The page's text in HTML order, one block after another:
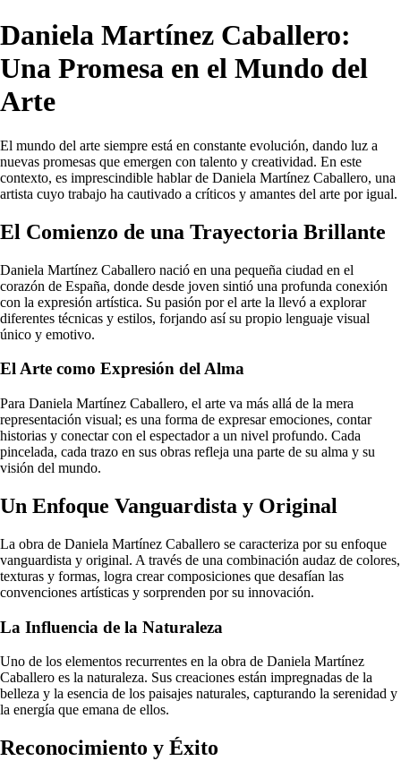
Daniela Martínez Caballero:
Una Promesa en el Mundo del
Arte
El mundo del arte siempre está en constante evolución, dando luz a
nuevas promesas que emergen con talento y creatividad. En este
contexto, es imprescindible hablar de Daniela Martínez Caballero, una
artista cuyo trabajo ha cautivado a críticos y amantes del arte por igual.
El Comienzo de una Trayectoria Brillante
Daniela Martínez Caballero nació en una pequeña ciudad en el
corazón de España, donde desde joven sintió una profunda conexión
con la expresión artística. Su pasión por el arte la llevó a explorar
diferentes técnicas y estilos, forjando así su propio lenguaje visual
único y emotivo.
El Arte como Expresión del Alma
Para Daniela Martínez Caballero, el arte va más allá de la mera
representación visual; es una forma de expresar emociones, contar
historias y conectar con el espectador a un nivel profundo. Cada
pincelada, cada trazo en sus obras refleja una parte de su alma y su
visión del mundo.
Un Enfoque Vanguardista y Original
La obra de Daniela Martínez Caballero se caracteriza por su enfoque
vanguardista y original. A través de una combinación audaz de colores,
texturas y formas, logra crear composiciones que desafían las
convenciones artísticas y sorprenden por su innovación.
La Influencia de la Naturaleza
Uno de los elementos recurrentes en la obra de Daniela Martínez
Caballero es la naturaleza. Sus creaciones están impregnadas de la
belleza y la esencia de los paisajes naturales, capturando la serenidad y
la energía que emana de ellos.
Reconocimiento y Éxito